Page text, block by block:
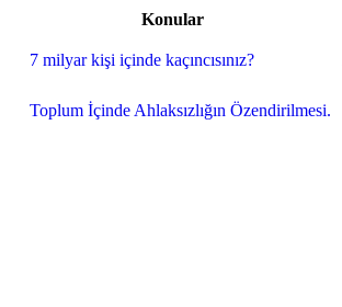
Konular
7 milyar kişi içinde kaçıncısınız?
Toplum İçinde Ahlaksızlığın Özendirilmesi.